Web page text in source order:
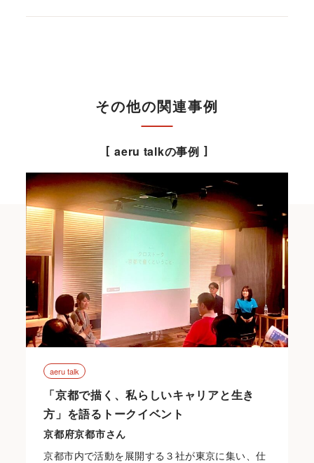
その他の関連事例
aeru talkの事例
aeru talk
「京都で描く、私らしいキャリアと生き
方」を語るトークイベント
京都府京都市さん
京都市内で活動を展開する３社が東京に集い、仕